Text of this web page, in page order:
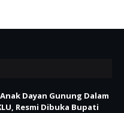
Dayan Gunung Dalam
Resmi Dibuka Bupati